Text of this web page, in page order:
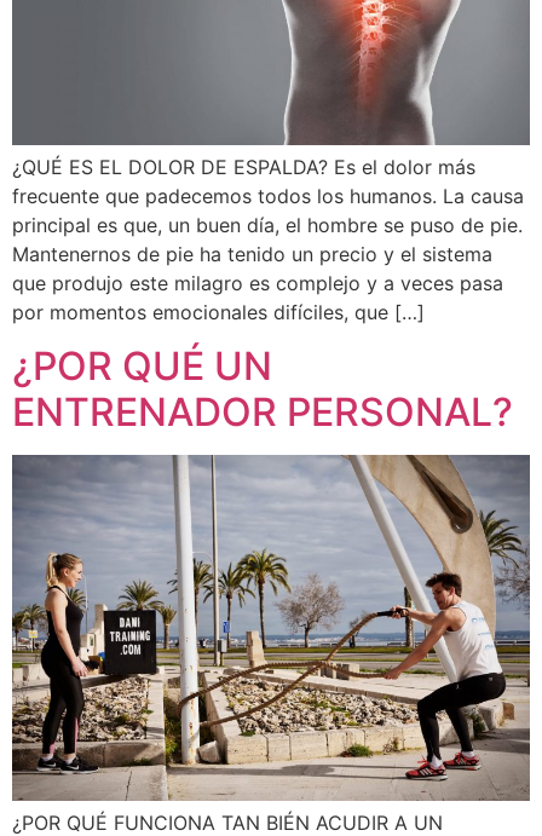
¿QUÉ ES EL DOLOR DE ESPALDA? Es el dolor más
frecuente que padecemos todos los humanos. La causa
principal es que, un buen día, el hombre se puso de pie.
Mantenernos de pie ha tenido un precio y el sistema
que produjo este milagro es complejo y a veces pasa
por momentos emocionales difíciles, que […]
¿POR QUÉ UN
ENTRENADOR PERSONAL?
¿POR QUÉ FUNCIONA TAN BIÉN ACUDIR A UN